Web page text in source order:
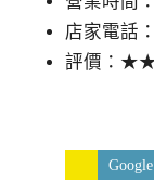
店家電話：
評價：